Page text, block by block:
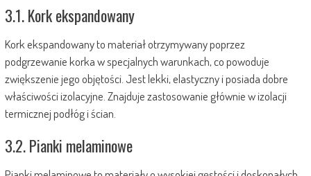
3.1. Kork ekspandowany
Kork ekspandowany to materiał otrzymywany poprzez
podgrzewanie korka w specjalnych warunkach, co powoduje
zwiększenie jego objętości. Jest lekki, elastyczny i posiada dobre
właściwości izolacyjne. Znajduje zastosowanie głównie w izolacji
termicznej podłóg i ścian.
3.2. Pianki melaminowe